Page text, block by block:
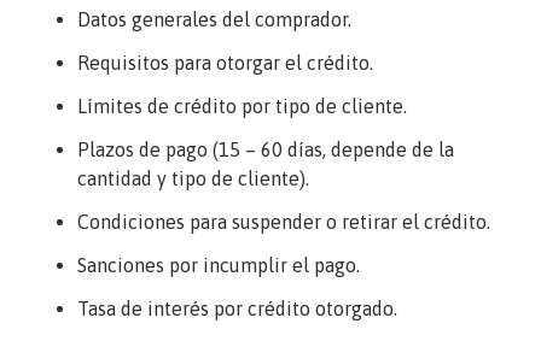
Datos generales del comprador.
Requisitos para otorgar el crédito.
Límites de crédito por tipo de cliente.
Plazos de pago (15 – 60 días, depende de la
cantidad y tipo de cliente).
Condiciones para suspender o retirar el crédito.
Sanciones por incumplir el pago.
Tasa de interés por crédito otorgado.